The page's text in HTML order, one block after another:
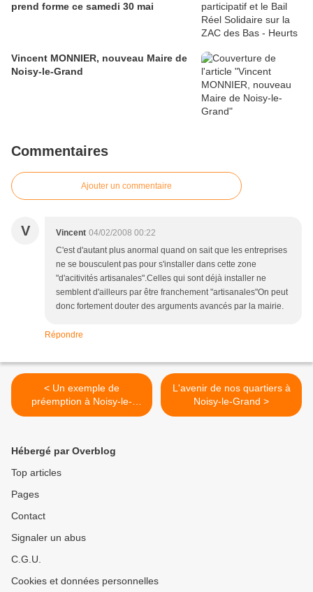
prend forme ce samedi 30 mai
Vincent MONNIER, nouveau Maire de
Noisy-le-Grand
Commentaires
Ajouter un commentaire
V Vincent 04/02/2008 00:22
C'est d'autant plus anormal quand on sait que les entreprises
ne se bousculent pas pour s'installer dans cette zone
"d'acitivités artisanales".Celles qui sont déjà installer ne
semblent d'ailleurs par être franchement "artisanales"On peut
donc fortement douter des arguments avancés par la mairie.
Répondre
< Un exemple de
préemption à Noisy-le-
Grand (suite)
L'avenir de nos quartiers à
Noisy-le-Grand >
Hébergé par Overblog
Top articles
Pages
Contact
Signaler un abus
C.G.U.
Cookies et données personnelles